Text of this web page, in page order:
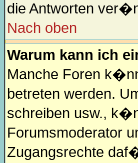
die Antworten
Nach oben
Warum kann ich
Manche Foren
betreten werden.
schreiben usw.,
Forumsmoderator
Zugangsrechte